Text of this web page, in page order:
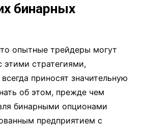
бинарных
опытные трейдеры могут
этими стратегиями,
приносят значительную
об этом, прежде чем
бинарными опционами
предприятием с